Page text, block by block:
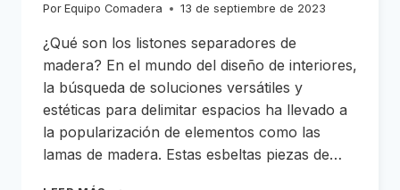
Por Equipo Comadera 13 de septiembre de 2023
¿Qué son los listones separadores de
madera? En el mundo del diseño de interiores,
la búsqueda de soluciones versátiles y
estéticas para delimitar espacios ha llevado a
la popularización de elementos como las
lamas de madera. Estas esbeltas piezas de…